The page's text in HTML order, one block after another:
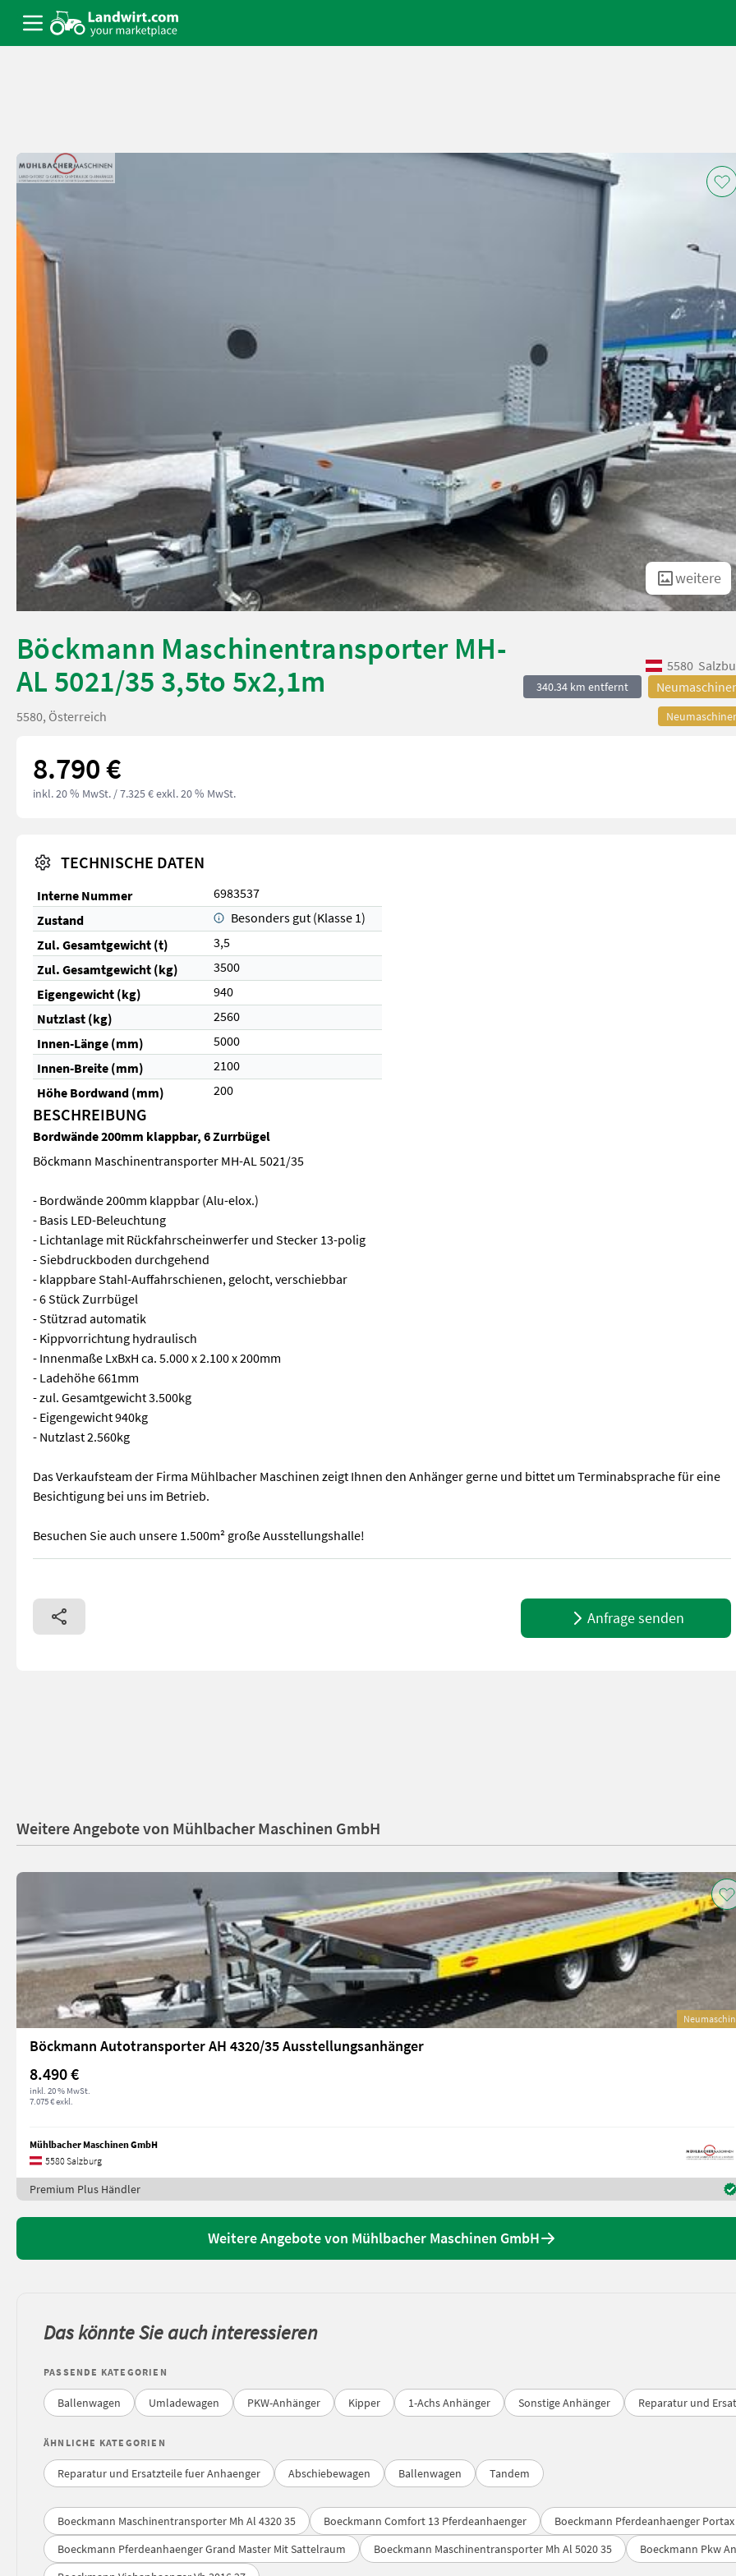
weitere
Böckmann Maschinentransporter MH-
AL 5021/35 3,5to 5x2,1m
5580
340.34 km entfernt
5580, Österreich
8.790 €
inkl. 20 % MwSt. / 7.325 € exkl. 20 % MwSt.
TECHNISCHE DATEN
Interne Nummer
6983537
Zustand
Besonders gut (Klasse 1)
Zul. Gesamtgewicht (t)
3,5
Zul. Gesamtgewicht (kg)
3500
Eigengewicht (kg)
940
Nutzlast (kg)
2560
Innen-Länge (mm)
5000
Innen-Breite (mm)
2100
Höhe Bordwand (mm)
200
BESCHREIBUNG
Bordwände 200mm klappbar, 6 Zurrbügel
Böckmann Maschinentransporter MH-AL 5021/35
- Bordwände 200mm klappbar (Alu-elox.)
- Basis LED-Beleuchtung
- Lichtanlage mit Rückfahrscheinwerfer und Stecker 13-polig
- Siebdruckboden durchgehend
- klappbare Stahl-Auffahrschienen, gelocht, verschiebbar
- 6 Stück Zurrbügel
- Stützrad automatik
- Kippvorrichtung hydraulisch
- Innenmaße LxBxH ca. 5.000 x 2.100 x 200mm
- Ladehöhe 661mm
- zul. Gesamtgewicht 3.500kg
- Eigengewicht 940kg
- Nutzlast 2.560kg
Das Verkaufsteam der Firma Mühlbacher Maschinen zeigt Ihnen den Anhänger gerne und bittet um Terminabsprache für eine
Besichtigung bei uns im Betrieb.
Besuchen Sie auch unsere 1.500m² große Ausstellungshalle!
Böckmann Maschinentransporter MH-AL 5021/35 - Bordwände 200mm klappbar (Alu-elox.) - Basis LED-Beleuchtung -
Anfrage senden
Weitere Angebote von Mühlbacher Maschinen GmbH
Böckmann Autotransporter AH 4320/35 Ausstellungsanhänger
8.490 €
inkl. 20 % MwSt.
7.075 € exkl.
Mühlbacher Maschinen GmbH
5580 Salzburg
Premium Plus Händler
Weitere Angebote von Mühlbacher Maschinen GmbH
Das könnte Sie auch interessieren
PASSENDE KATEGORIEN
Ballenwagen Umladewagen PKW-Anhänger Kipper 1-Achs Anhänger Sonstige Anhänger Reparatur und
ÄHNLICHE KATEGORIEN
Reparatur und Ersatzteile fuer Anhaenger Abschiebewagen Ballenwagen Tandem
Boeckmann Maschinentransporter Mh Al 4320 35 Boeckmann Comfort 13 Pferdeanhaenger Boeckmann Pferdeanhaenger Portax
Boeckmann Pferdeanhaenger Grand Master Mit Sattelraum
Boeckmann Maschinentransporter Mh Al 5020 35
Boeckmann Pkw